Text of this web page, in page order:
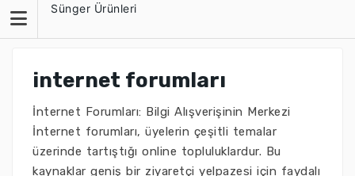
content
Sünger Ürünleri
internet forumları
İnternet Forumları: Bilgi Alışverişinin Merkezi
İnternet forumları, üyelerin çeşitli temalar
üzerinde tartıştığı online topluluklardur. Bu
kaynaklar geniş bir ziyaretçi yelpazesi için faydalı